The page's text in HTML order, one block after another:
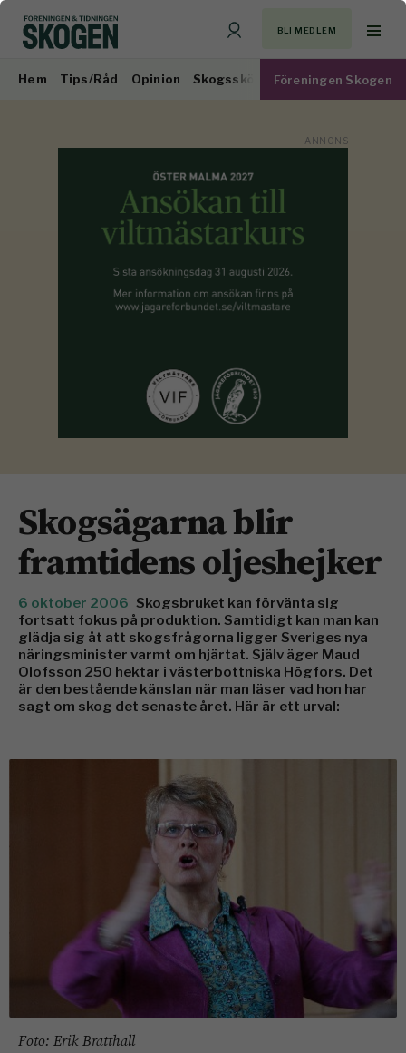
BLI MEDLEM
Hem Tips/Råd Opinion Skogsskötsel Virkesmarknad
Föreningen Skogen
Skogsägarna blir
framtidens oljeshejker
6 oktober 2006 Skogsbruket kan förvänta sig
fortsatt fokus på produktion. Samtidigt kan man kan
glädja sig åt att skogsfrågorna ligger Sveriges nya
näringsminister varmt om hjärtat. Själv äger Maud
Olofsson 250 hektar i västerbottniska Högfors. Det
är den bestående känslan när man läser vad hon har
sagt om skog det senaste året. Här är ett urval:
Foto: Erik Bratthall